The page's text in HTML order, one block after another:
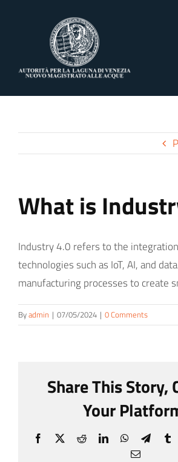
M.O.S.E.
Comunicazione
What is
Industry 4.0 refers to the
technologies such as IoT, AI, and
manufacturing processes to create
Byadmin | 07/05/2024 | 0 Comments
Share This Story,
Your
Facebook
X RedditLinkedInWhatsApp
Email